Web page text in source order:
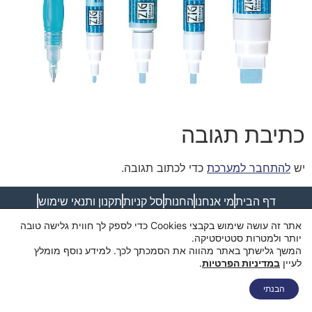
כתיבת תגובה
יש להתחבר למערכת כדי לכתוב תגובה.
דף הביתמי אנחנו החנותסל קניותתקנון ותנאי שימוש
אתר זה עושה שימוש בקבצי Cookies כדי לספק לך חווית גלישה טובה
יותר ולמטרות סטטיסטיקה.
המשך גלישתך באתר מהווה את הסמכתך לכך. למידע נוסף מומלץ
לעיין במדיניות הפרטיות.
הבנתי